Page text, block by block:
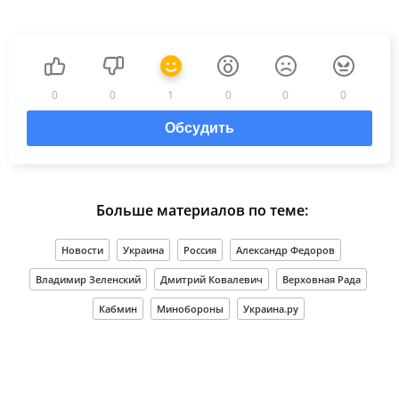
0 0 1 0 0 0
Обсудить
Больше материалов по теме:
Новости Украина Россия Александр Федоров
Владимир Зеленский Дмитрий Ковалевич Верховная Рада
Кабмин Минобороны Украина.ру